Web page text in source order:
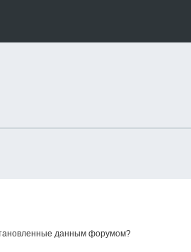
данным форумом?